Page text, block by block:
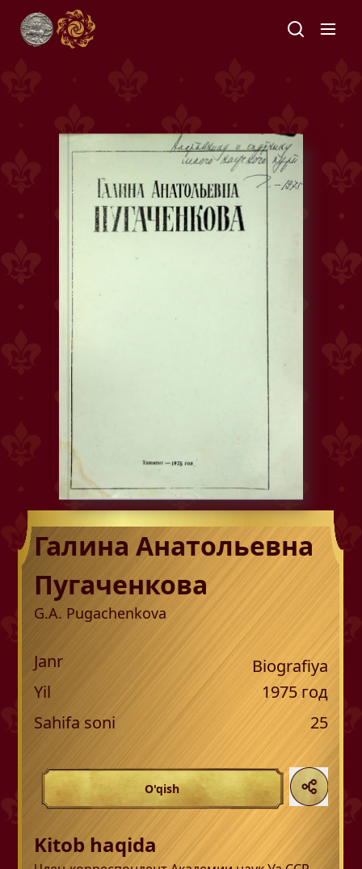
Галина Анатольевна
Пугаченкова
G.A. Pugachenkova
Janr
Biografiya
Yil
1975год
Sahifa soni
25
O'qish
Kitob haqida